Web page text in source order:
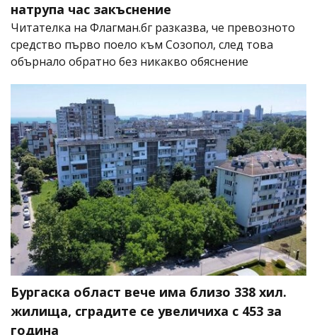
натрупа час закъснение
Читателка на Флагман.бг разказва, че превозното
средство първо поело към Созопол, след това
обърнало обратно без никакво обяснение
Бургаска област вече има близо 338 хил.
жилища, сградите се увеличиха с 453 за
година